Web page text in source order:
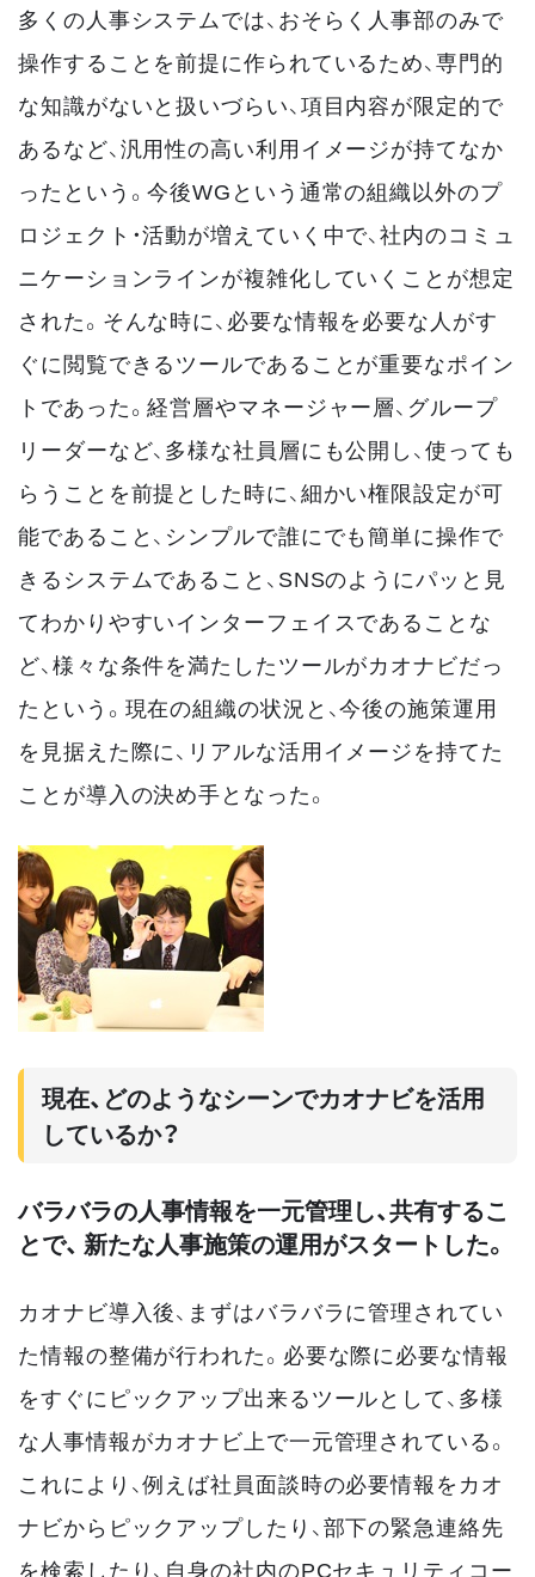
多くの人事システムでは、おそらく人事部のみで
操作することを前提に作られているため、専門的
な知識がないと扱いづらい、項目内容が限定的で
あるなど、汎用性の高い利用イメージが持てなか
ったという。今後WGという通常の組織以外のプ
ロジェクト・活動が増えていく中で、社内のコミュ
ニケーションラインが複雑化していくことが想定
された。そんな時に、必要な情報を必要な人がす
ぐに閲覧できるツールであることが重要なポイン
トであった。経営層やマネージャー層、グループ
リーダーなど、多様な社員層にも公開し、使っても
らうことを前提とした時に、細かい権限設定が可
能であること、シンプルで誰にでも簡単に操作で
きるシステムであること、SNSのようにパッと見
てわかりやすいインターフェイスであることな
ど、様々な条件を満たしたツールがカオナビだっ
たという。現在の組織の状況と、今後の施策運用
を見据えた際に、リアルな活用イメージを持てた
ことが導入の決め手となった。
現在、どのようなシーンでカオナビを活用
しているか？
バラバラの人事情報を一元管理し、共有するこ
とで、 新たな人事施策の運用がスタートした。
カオナビ導入後、まずはバラバラに管理されてい
た情報の整備が行われた。必要な際に必要な情報
をすぐにピックアップ出来るツールとして、多様
な人事情報がカオナビ上で一元管理されている。
これにより、例えば社員面談時の必要情報をカオ
ナビからピックアップしたり、部下の緊急連絡先
を検索したり、自身の社内のPCセキュリティコー